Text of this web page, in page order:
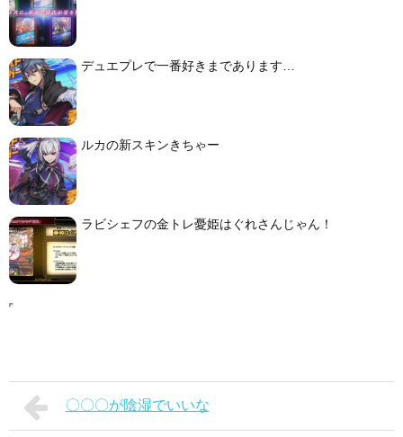
デュエプレで一番好きまであります…
ルカの新スキンきちゃー
ラビシェフの金トレ憂姫はぐれさんじゃん！
〇〇〇が陰湿でいいな